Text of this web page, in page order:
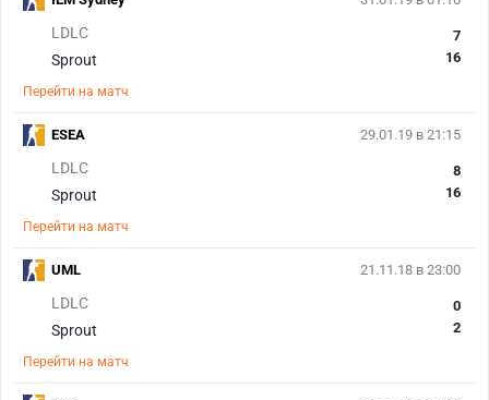
LDLC
Sprout
7
16
Перейти на матч
29.01.19 в 21:15
LDLC
Sprout
8
16
Перейти на матч
ESEA
21.11.18 в 23:00
LDLC
Sprout
0
2
Перейти на матч
UML